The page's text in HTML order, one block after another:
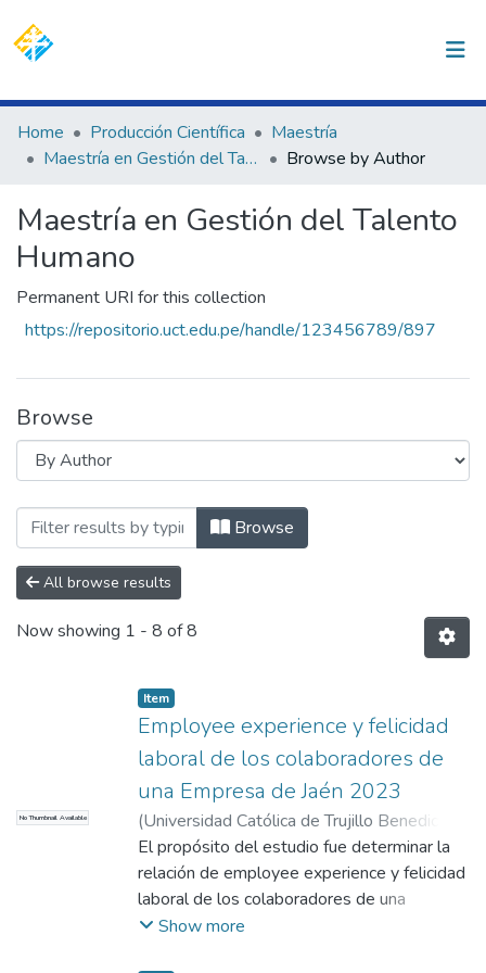
(current)
Communities & Collections
All of DSpace
Home Producción Científica
Maestría
Maestría en Gestión del Talento Humano
Browse by Author
Maestría en Gestión del Talento
Humano
Permanent URI for this collection
https://repositorio.uct.edu.pe/handle/123456789/897
Browse
Browsing Maestría en Gestión del
Browse
All browse results
Now showing 1 - 8 of 8
No Thumbnail Available
Item
Employee experience y felicidad
laboral de los colaboradores de
una Empresa de Jaén 2023
(Universidad Católica de Trujillo Benedicto
XVI. Fondo Editorial,2023-11-15)Cruz
Cruz, Sheylla Elizabeth;Cruzado Paredes,
Patricia del Carmen;Castillo Contreras,
Genara Antonia
El propósito del estudio fue determinar la
relación de employee experience y felicidad
laboral de los colaboradores de una
empresa de Jaén 2023, por lo que se
Show more